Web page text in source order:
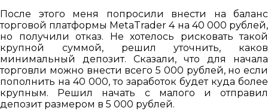
После этого меня попросили внести на баланс
торговой платформы MetaTrader 4 на 40 000 рублей,
но получили отказ. Не хотелось рисковать такой
крупной суммой, решил уточнить, каков
минимальный депозит. Сказали, что для начала
торговли можно внести всего 5 000 рублей, но если
пополнить на 40 000, то заработок будет куда более
крупным. Решил начать с малого и отправил
депозит размером в 5 000 рублей.